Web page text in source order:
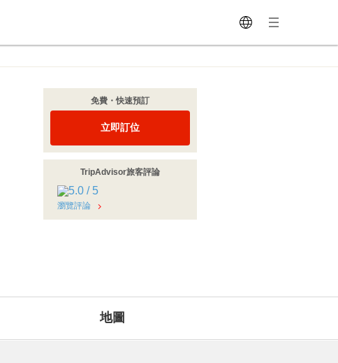
免費・快速預訂
立即訂位
TripAdvisor旅客評論
瀏覽評論
地圖